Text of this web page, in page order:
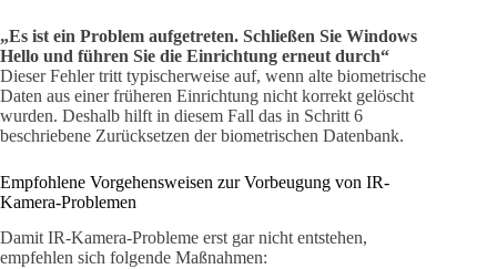
„Es ist ein Problem aufgetreten. Schließen Sie Windows
Hello und führen Sie die Einrichtung erneut durch“
Dieser Fehler tritt typischerweise auf, wenn alte biometrische
Daten aus einer früheren Einrichtung nicht korrekt gelöscht
wurden. Deshalb hilft in diesem Fall das in Schritt 6
beschriebene Zurücksetzen der biometrischen Datenbank.
Empfohlene Vorgehensweisen zur Vorbeugung von IR-
Kamera-Problemen
Damit IR-Kamera-Probleme erst gar nicht entstehen,
empfehlen sich folgende Maßnahmen: